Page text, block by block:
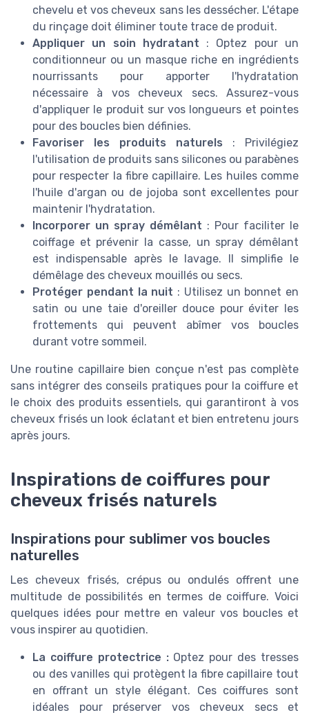
chevelu et vos cheveux sans les dessécher. L'étape
du rinçage doit éliminer toute trace de produit.
Appliquer un soin hydratant : Optez pour un
conditionneur ou un masque riche en ingrédients
nourrissants pour apporter l'hydratation
nécessaire à vos cheveux secs. Assurez-vous
d'appliquer le produit sur vos longueurs et pointes
pour des boucles bien définies.
Favoriser les produits naturels : Privilégiez
l'utilisation de produits sans silicones ou parabènes
pour respecter la fibre capillaire. Les huiles comme
l'huile d'argan ou de jojoba sont excellentes pour
maintenir l'hydratation.
Incorporer un spray démêlant : Pour faciliter le
coiffage et prévenir la casse, un spray démêlant
est indispensable après le lavage. Il simplifie le
démêlage des cheveux mouillés ou secs.
Protéger pendant la nuit : Utilisez un bonnet en
satin ou une taie d'oreiller douce pour éviter les
frottements qui peuvent abîmer vos boucles
durant votre sommeil.
Une routine capillaire bien conçue n'est pas complète
sans intégrer des conseils pratiques pour la coiffure et
le choix des produits essentiels, qui garantiront à vos
cheveux frisés un look éclatant et bien entretenu jours
après jours.
Inspirations de coiffures pour
cheveux frisés naturels
Inspirations pour sublimer vos boucles
naturelles
Les cheveux frisés, crépus ou ondulés offrent une
multitude de possibilités en termes de coiffure. Voici
quelques idées pour mettre en valeur vos boucles et
vous inspirer au quotidien.
La coiffure protectrice :Optez pour des tresses
ou des vanilles qui protègent la fibre capillaire tout
en offrant un style élégant. Ces coiffures sont
idéales pour préserver vos cheveux secs et